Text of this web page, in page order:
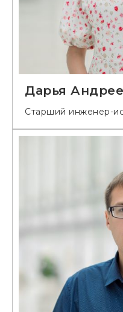
Дарья
Старший инженер-